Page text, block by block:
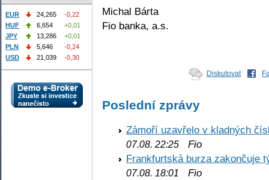
Michal Bárta
Fio banka, a.s.
Diskutovat
Poslední zprávy
Zámoří uzavřelo v kladných
07.08. 22:25 Fio
Frankfurtská burza zakončuje
07.08. 18:01
Fio
EUR 24,265
-0,22
HUF
6,654
+0,01
JPY
13,286
+0,01
PLN
5,646
-0,24
USD
21,039 -0,30